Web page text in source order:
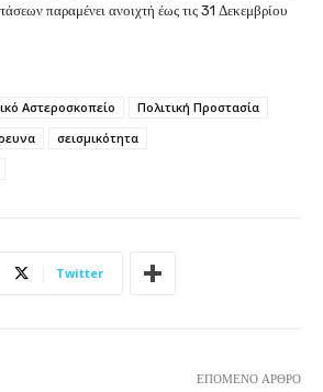
παραμένει ανοιχτή έως τις 31 Δεκεμβρίου
Αστεροσκοπείο
Πολιτική Προστασία
σεισμικότητα
Twitter
ΕΠΌΜΕΝΟ ΆΡΘΡΟ